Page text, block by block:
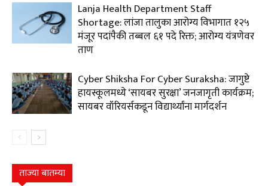
Lanja Health Department Staff
Shortage: लांजा तालुका आरोग्य विभागात १२५
मंजूर पदांपैकी तब्बल ६१ पदे रिक्त; आरोग्य यंत्रणेवर
ताण
Cyber Shiksha For Cyber Suraksha: जागुष्टे
हायस्कूलमध्ये ‘सायबर सुरक्षा’ जनजागृती कार्यक्रम;
सायबर वॉरियर्सकडून विद्यार्थ्यांना मार्गदर्शन
ताज्या बातम्या